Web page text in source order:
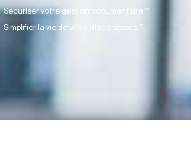
Sécuriser votre gestion documentaire ?
Simplifier la vie de vos collaborateurs ?